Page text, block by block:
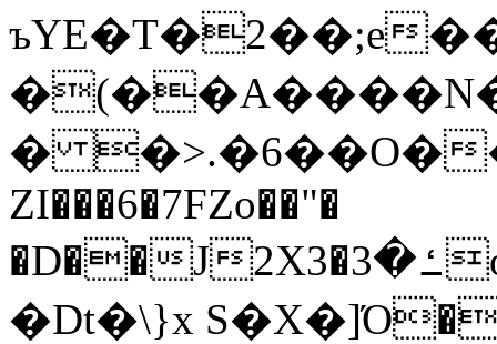
ъYE�T�2��;e
� �>.�6��O�
ZI���6�7FZo��"�
�D��J2X3�ߑ�3o�|aak�q�@����]�K���w���r;�
�Dt�\}x